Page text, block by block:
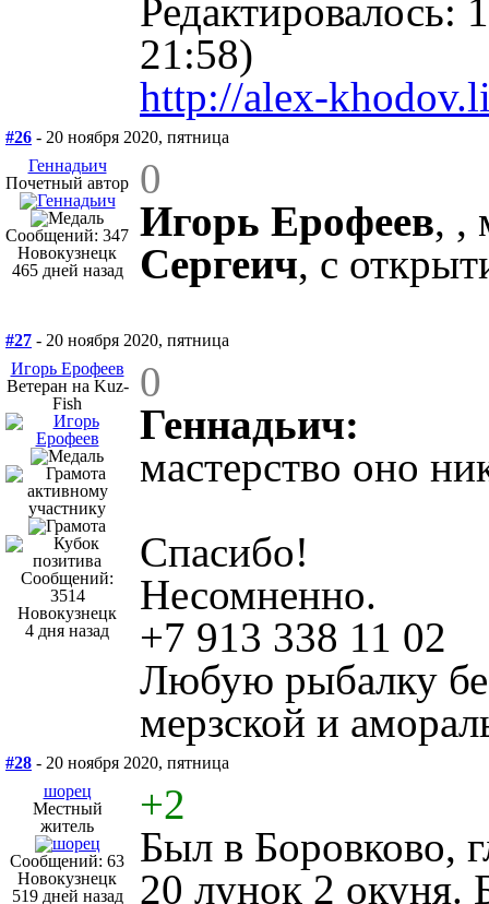
Редактировалось:
21:58)
http://alex-
#26 - 20 ноября 2020, пятница
Геннадьич
Почетный автор
Сообщений: 347
Новокузнецк
465 дней назад
0
Игорь Ерофеев, ,
Сергеич, с
#27 - 20 ноября 2020, пятница
Игорь Ерофеев
Ветеран на Kuz-
Fish
Сообщений:
3514
Новокузнецк
4 дня назад
0
Геннадьич:
мастерство оно
Спасибо!
Несомненно.
+7 913 338 11 02
Любую рыбалку
мерзской и
#28 - 20 ноября 2020, пятница
шорец
Местный
житель
Сообщений: 63
Новокузнецк
519 дней назад
+2
Был в Боровково,
20 лунок 2